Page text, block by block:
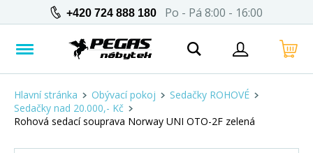
+420 724 888 180 Po - Pá 8:00 - 16:00
Hlavní stránka Obývací pokoj
Sedačky ROHOVÉ
Sedačky nad 20.000,- Kč
Rohová sedací souprava Norway UNI OTO-2F zelená